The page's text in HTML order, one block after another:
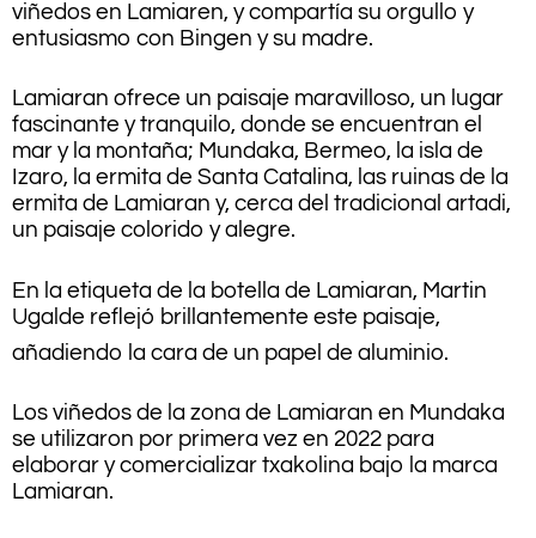
viñedos en Lamiaren, y compartía su orgullo y
entusiasmo con Bingen y su madre.
Lamiaran ofrece un paisaje maravilloso, un lugar
fascinante y tranquilo, donde se encuentran el
mar y la montaña; Mundaka, Bermeo, la isla de
Izaro, la ermita de Santa Catalina, las ruinas de la
ermita de Lamiaran y, cerca del tradicional artadi,
un paisaje colorido y alegre.
En la etiqueta de la botella de Lamiaran, Martin
Ugalde reflejó brillantemente este paisaje,
añadiendo la cara de un papel de aluminio.
Los viñedos de la zona de Lamiaran en Mundaka
se utilizaron por primera vez en 2022 para
elaborar y comercializar txakolina bajo la marca
Lamiaran.